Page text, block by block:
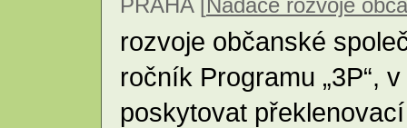
PRAHA [Nadace rozvoje
rozvoje občanské
ročník Programu „3P“,
poskytovat